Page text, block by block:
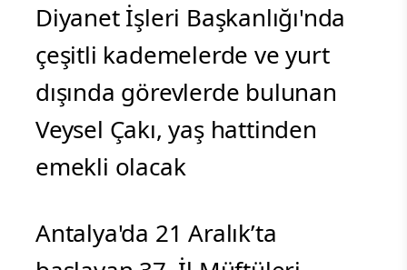
Diyanet İşleri Başkanlığı'nda
çeşitli kademelerde ve yurt
dışında görevlerde bulunan
Veysel Çakı, yaş hattinden
emekli olacak
Antalya'da 21 Aralık’ta